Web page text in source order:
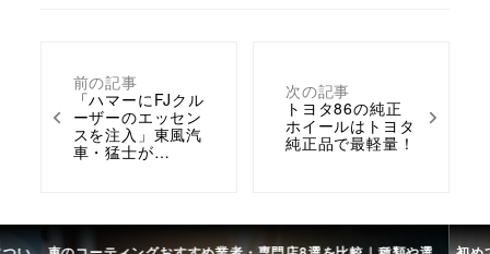
前の記事
「ハマーにFJクル
ーザーのエッセン
スを注入」東風汽
車・猛士が…
次の記事
トヨタ86の純正
ホイールはトヨタ
純正品で最軽量！